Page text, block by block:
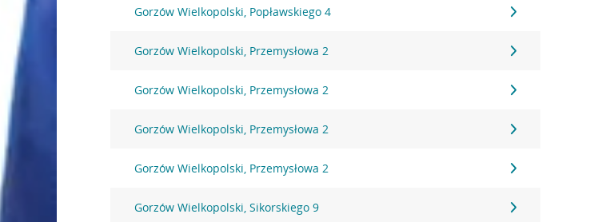
Gorzów Wielkopolski, Popławskiego 4
Gorzów Wielkopolski, Przemysłowa 2
Gorzów Wielkopolski, Przemysłowa 2
Gorzów Wielkopolski, Przemysłowa 2
Gorzów Wielkopolski, Przemysłowa 2
Gorzów Wielkopolski, Sikorskiego 9